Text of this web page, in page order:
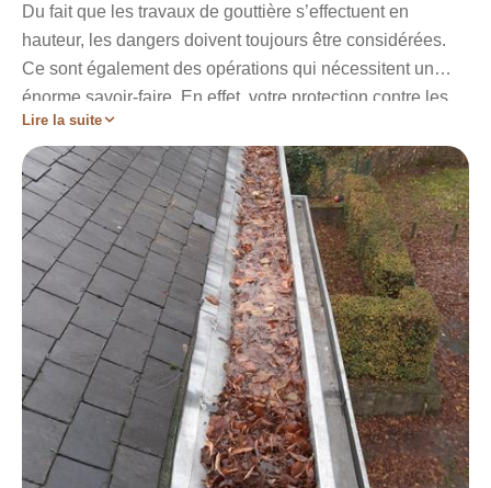
Du fait que les travaux de gouttière s’effectuent en
hauteur, les dangers doivent toujours être considérées.
Ce sont également des opérations qui nécessitent un
énorme savoir-faire. En effet, votre protection contre les
intempéries sera alors moins efficace si la pose, le
remplacement, la remise en état ou l’entretien de votre
gouttière sont mal réalisés. Eviter donc l’amateurisme
pour éviter les malfaçons. Confiez vos travaux de
gouttières à Artisan Stadelmann si vous résidez à
Epeautrolles. Avec mes services de nos couvreurs, non
seulement vous éviterez un gaspillage de temps et de
ressources mais vous bénéficierez également aussi d’un
résultat parfait.
Lire la suite